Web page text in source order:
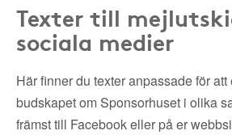
Texter till
sociala medier
Här finner du texter anpassade för
budskapet om Sponsorhuset i olika
främst till Facebook eller på er